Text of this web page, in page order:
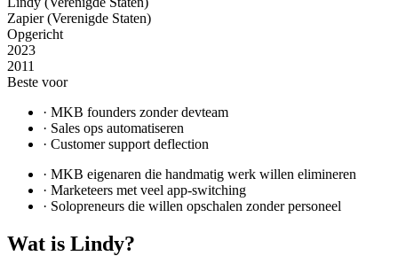
Zapier (Verenigde Staten)
Opgericht
2023
2011
Beste voor
· MKB founders zonder devteam
· Sales ops automatiseren
· Customer support deflection
· MKB eigenaren die handmatig werk willen elimineren
· Marketeers met veel app-switching
· Solopreneurs die willen opschalen zonder personeel
Wat is Lindy?